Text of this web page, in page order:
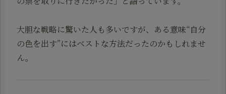
大胆な戦略に驚いた人も多いですが、ある意味“自分
の色を出す”にはベストな方法だったのかもしれませ
ん。